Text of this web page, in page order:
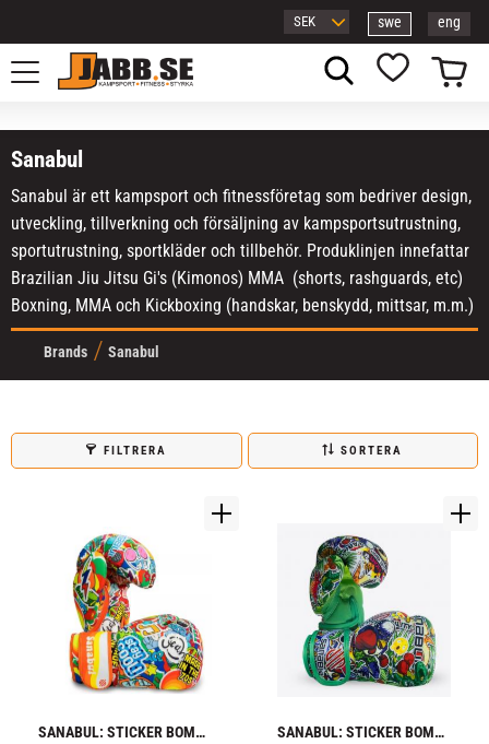
Meny
swe eng
Favoriter
Kundvagn
Sanabul
Brands Sanabul
Sanabul är ett kampsport och fitnessföretag som bedriver design,
utveckling, tillverkning och försäljning av kampsportsutrustning,
sportutrustning, sportkläder och tillbehör. Produklinjen innefattar
Brazilian Jiu Jitsu Gi's (Kimonos) MMA (shorts, rashguards, etc)
Boxning, MMA och Kickboxing (handskar, benskydd, mittsar, m.m.)
FILTRERA SORTERA
SANABUL: STICKER BOMB
SANABUL: STICKER BOMB